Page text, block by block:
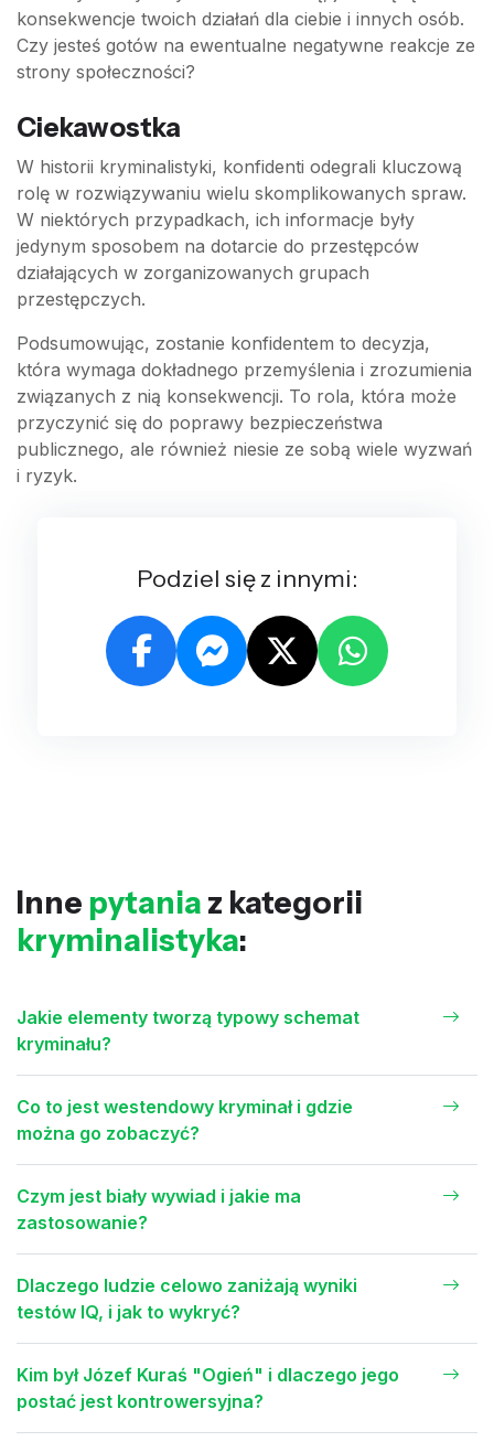
konsekwencje twoich działań dla ciebie i innych osób.
Czy jesteś gotów na ewentualne negatywne reakcje ze
strony społeczności?
Ciekawostka
W historii kryminalistyki, konfidenti odegrali kluczową
rolę w rozwiązywaniu wielu skomplikowanych spraw.
W niektórych przypadkach, ich informacje były
jedynym sposobem na dotarcie do przestępców
działających w zorganizowanych grupach
przestępczych.
Podsumowując, zostanie konfidentem to decyzja,
która wymaga dokładnego przemyślenia i zrozumienia
związanych z nią konsekwencji. To rola, która może
przyczynić się do poprawy bezpieczeństwa
publicznego, ale również niesie ze sobą wiele wyzwań
i ryzyk.
Podziel się z innymi:
Inne pytania z kategorii
kryminalistyka:
Jakie elementy tworzą typowy schemat
kryminału?
Co to jest westendowy kryminał i gdzie
można go zobaczyć?
Czym jest biały wywiad i jakie ma
zastosowanie?
Dlaczego ludzie celowo zaniżają wyniki
testów IQ, i jak to wykryć?
Kim był Józef Kuraś "Ogień" i dlaczego jego
postać jest kontrowersyjna?